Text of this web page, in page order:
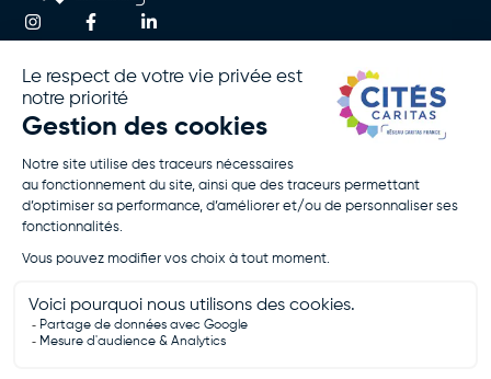
Notre
Association
Activités
Agir Avec
Nous
Rejoignez-
Je Fais Un
Don
Presse
D’activité
Politique De
Mentions
Contactez-nous
!